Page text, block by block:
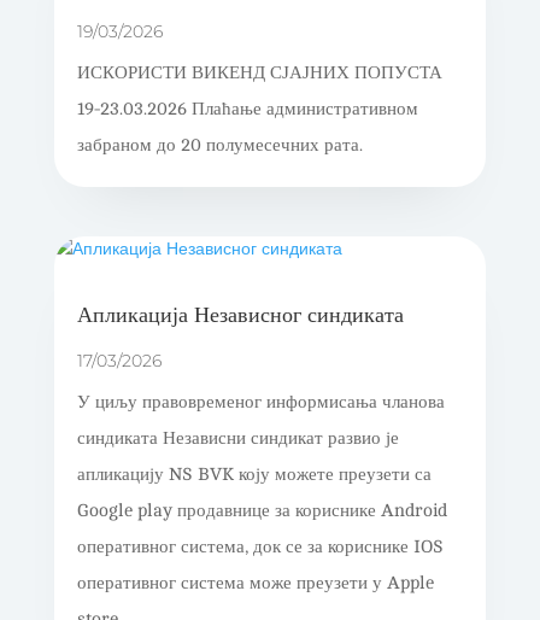
19/03/2026
ИСКОРИСТИ ВИКЕНД СЈАЈНИХ ПОПУСТА
19-23.03.2026 Плаћање административном
забраном до 20 полумесечних рата.
Апликација Независног синдиката
17/03/2026
У циљу правовременог информисања чланова
синдиката Независни синдикат развио је
апликацију NS BVK коју можете преузети са
Google play продавнице за кориснике Android
оперативног система, док се за кориснике IOS
оперативног система може преузети у Apple